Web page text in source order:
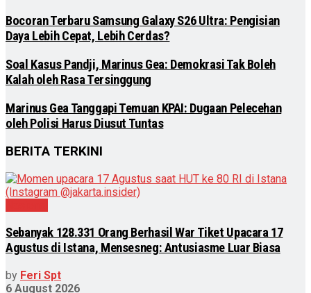
Bocoran Terbaru Samsung Galaxy S26 Ultra: Pengisian
Daya Lebih Cepat, Lebih Cerdas?
Soal Kasus Pandji, Marinus Gea: Demokrasi Tak Boleh
Kalah oleh Rasa Tersinggung
Marinus Gea Tanggapi Temuan KPAI: Dugaan Pelecehan
oleh Polisi Harus Diusut Tuntas
BERITA TERKINI
Sebanyak 128.331 Orang Berhasil War Tiket Upacara 17
Agustus di Istana, Mensesneg: Antusiasme Luar Biasa
by Feri Spt
6 August 2026